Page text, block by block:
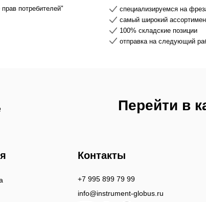
потребителей"
специализируемся на
самый широкий
100% складские позиции
отправка на следующий
Контакты
+7 995 899 79 99
info@instrument-globus.ru
Перейти в